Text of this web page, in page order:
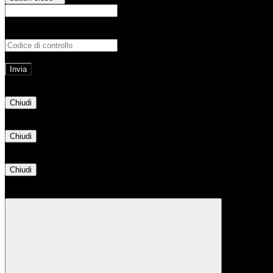
Chiudi
Chiudi
Chiudi